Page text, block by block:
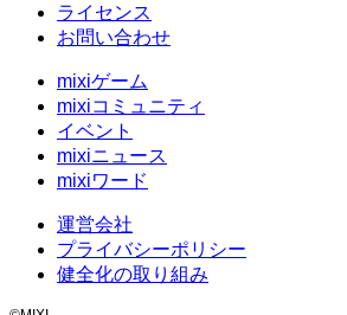
ライセンス
お問い合わせ
mixiゲーム
mixiコミュニティ
イベント
mixiニュース
mixiワード
運営会社
プライバシーポリシー
健全化の取り組み